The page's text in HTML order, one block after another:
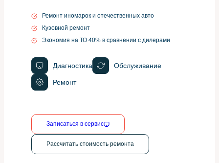
Ремонт иномарок и отечественных авто
Кузовной ремонт
Экономия на ТО 40% в сравнении с дилерами
Диагностика Обслуживание
Ремонт
Записаться в сервис
Рассчитать стоимость ремонта